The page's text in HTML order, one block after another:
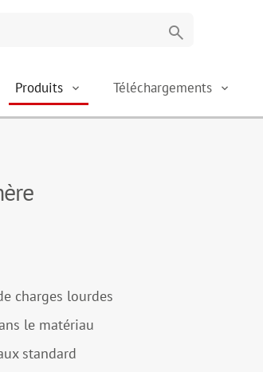
search
Produits Téléchargements
charges lourdes
le matériau
standard